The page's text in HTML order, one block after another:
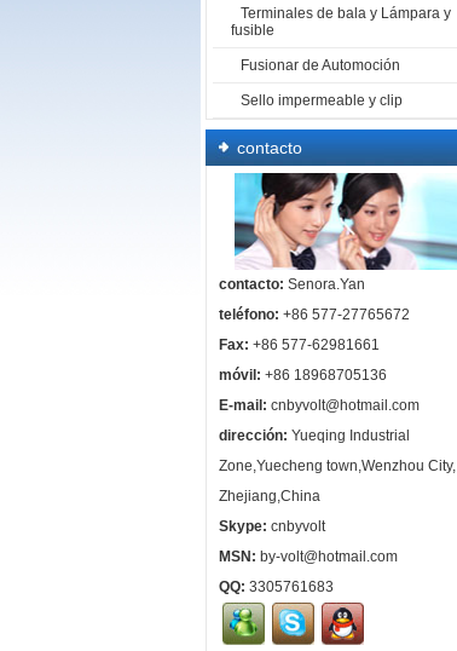
Terminales de bala y Lámpara y
fusible
Fusionar de Automoción
Sello impermeable y clip
contacto
contacto: Senora.Yan
teléfono: +86 577-27765672
Fax: +86 577-62981661
móvil: +86 18968705136
E-mail: cnbyvolt@hotmail.com
dirección: Yueqing Industrial
Zone,Yuecheng town,Wenzhou City,
Zhejiang,China
Skype: cnbyvolt
MSN: by-volt@hotmail.com
QQ: 3305761683